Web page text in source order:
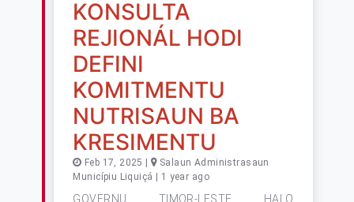
KONSULTA
REJIONÁL HODI
DEFINI
KOMITMENTU
NUTRISAUN BA
KRESIMENTU
Feb 17, 2025 | Salaun Administrasaun
Municípiu Liquiçá | 1 year ago
GOVERNU TIMOR-LESTE HALO